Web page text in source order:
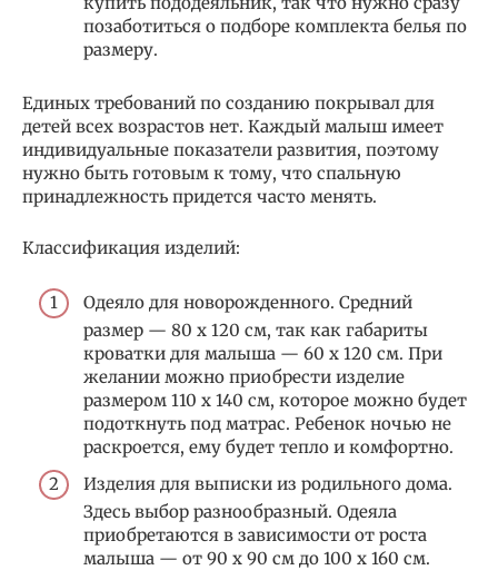
позаботиться о подборе комплекта белья по
размеру.
Единых требований по созданию покрывал для
детей всех возрастов нет. Каждый малыш имеет
индивидуальные показатели развития, поэтому
нужно быть готовым к тому, что спальную
принадлежность придется часто менять.
Классификация изделий:
Одеяло для новорожденного. Средний
размер — 80 х 120 см, так как габариты
кроватки для малыша — 60 х 120 см. При
желании можно приобрести изделие
размером 110 х 140 см, которое можно будет
подоткнуть под матрас. Ребенок ночью не
раскроется, ему будет тепло и комфортно.
Изделия для выписки из родильного дома.
Здесь выбор разнообразный. Одеяла
приобретаются в зависимости от роста
малыша — от 90 х 90 см до 100 х 160 см.